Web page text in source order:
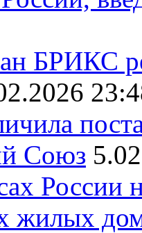
БРИКС
Союз
России
жилых